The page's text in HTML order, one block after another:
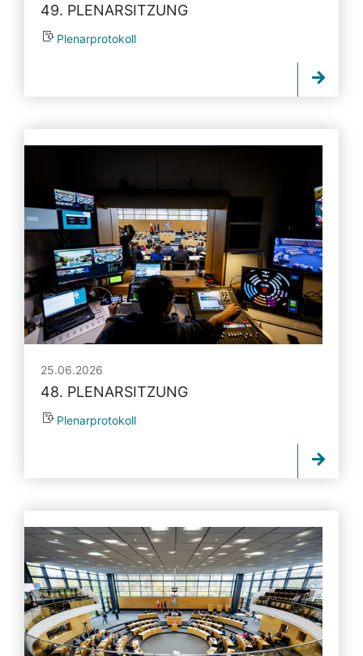
49. PLENARSITZUNG
Plenarprotokoll
25.06.2026
48. PLENARSITZUNG
Plenarprotokoll